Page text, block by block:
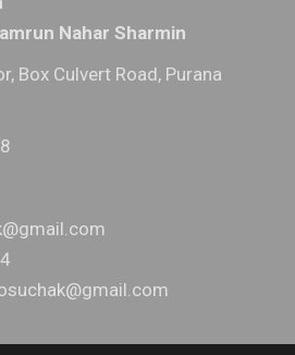
Nahar Sharmin
Box Culvert Road, Purana